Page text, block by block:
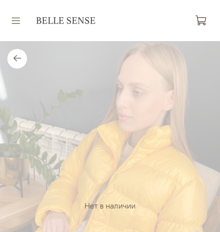
Нет в наличии